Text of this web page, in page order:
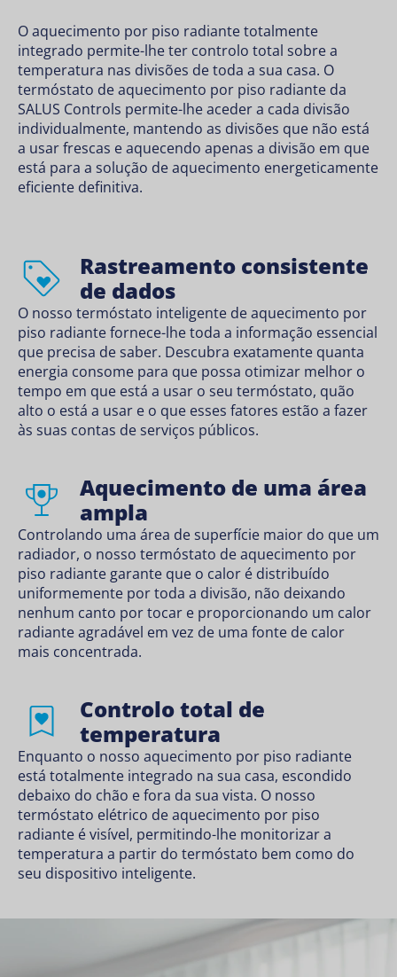
O aquecimento por piso radiante totalmente
integrado permite-lhe ter controlo total sobre a
temperatura nas divisões de toda a sua casa. O
termóstato de aquecimento por piso radiante da
SALUS Controls permite-lhe aceder a cada divisão
individualmente, mantendo as divisões que não está
a usar frescas e aquecendo apenas a divisão em que
está para a solução de aquecimento energeticamente
eficiente definitiva.
Rastreamento consistente
de dados
O nosso termóstato inteligente de aquecimento por
piso radiante fornece-lhe toda a informação essencial
que precisa de saber. Descubra exatamente quanta
energia consome para que possa otimizar melhor o
tempo em que está a usar o seu termóstato, quão
alto o está a usar e o que esses fatores estão a fazer
às suas contas de serviços públicos.
Aquecimento de uma área
ampla
Controlando uma área de superfície maior do que um
radiador, o nosso termóstato de aquecimento por
piso radiante garante que o calor é distribuído
uniformemente por toda a divisão, não deixando
nenhum canto por tocar e proporcionando um calor
radiante agradável em vez de uma fonte de calor
mais concentrada.
Controlo total de
temperatura
Enquanto o nosso aquecimento por piso radiante
está totalmente integrado na sua casa, escondido
debaixo do chão e fora da sua vista. O nosso
termóstato elétrico de aquecimento por piso
radiante é visível, permitindo-lhe monitorizar a
temperatura a partir do termóstato bem como do
seu dispositivo inteligente.